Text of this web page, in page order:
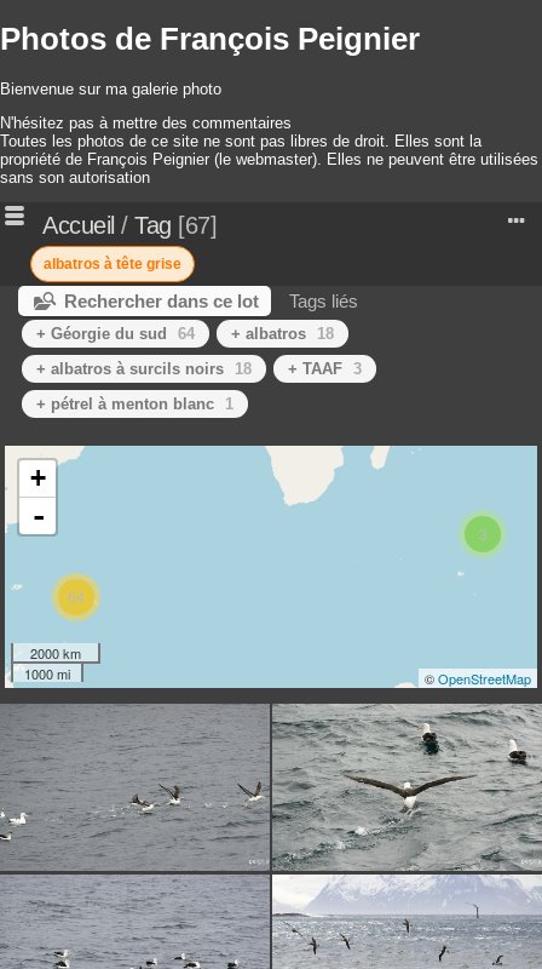
Photos de François Peignier
Bienvenue sur ma galerie photo
N'hésitez pas à mettre des commentaires
Toutes les photos de ce site ne sont pas libres de droit. Elles sont la
propriété de François Peignier (le webmaster). Elles ne peuvent être utilisées
sans son autorisation
Accueil / Tag 67
albatros à tête grise
Rechercher dans ce lot Tags liés
+ Géorgie du sud 64 + albatros
18
+ albatros à surcils noirs
18 + TAAF 3
+ pétrel à menton blanc
1
64
3
+
-
2000 km
1000 mi
©OpenStreetMap